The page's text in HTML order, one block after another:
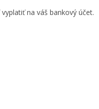
na váš bankový účet.